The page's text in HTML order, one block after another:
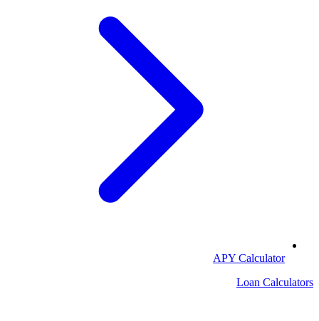
APY Calculator
Loan Calculators